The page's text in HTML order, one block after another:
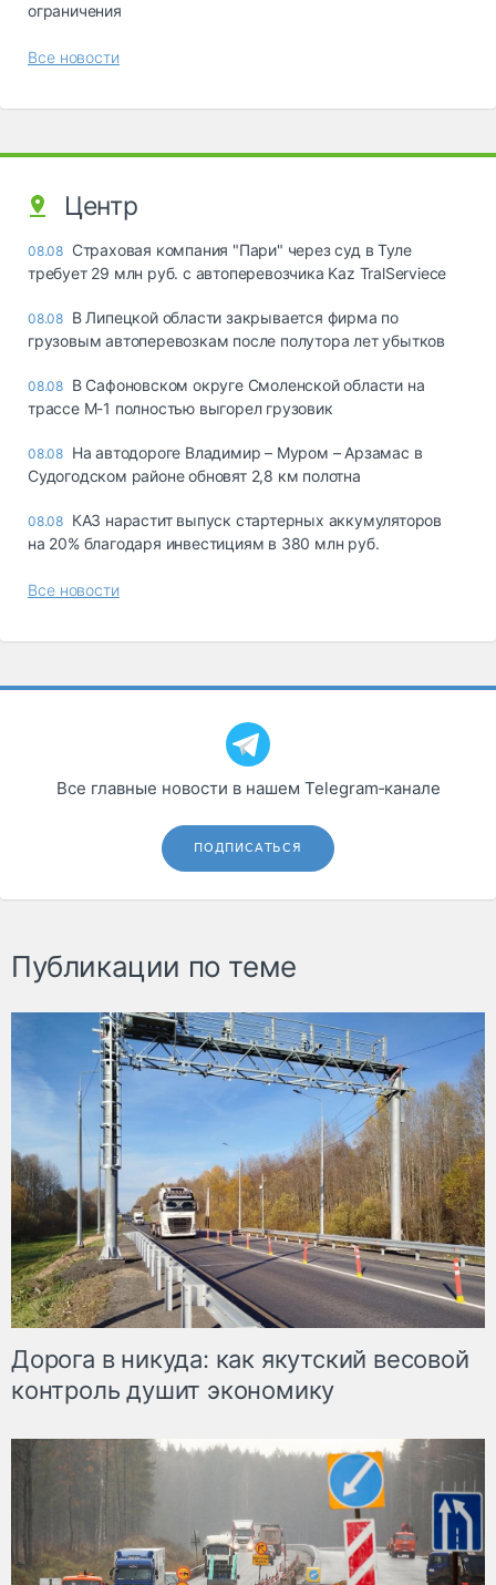
ограничения
Все новости
Центр
08.08 Страховая компания "Пари" через суд в Туле
требует 29 млн руб. с автоперевозчика Kaz TralServiece
08.08 В Липецкой области закрывается фирма по
грузовым автоперевозкам после полутора лет убытков
08.08 В Сафоновском округе Смоленской области на
трассе М-1 полностью выгорел грузовик
08.08 На автодороге Владимир – Муром – Арзамас в
Судогодском районе обновят 2,8 км полотна
08.08 КАЗ нарастит выпуск стартерных аккумуляторов
на 20% благодаря инвестициям в 380 млн руб.
Все новости
Все главные новости в нашем Telegram‑канале
ПОДПИСАТЬСЯ
Публикации по теме
Дорога в никуда: как якутский весовой
контроль душит экономику